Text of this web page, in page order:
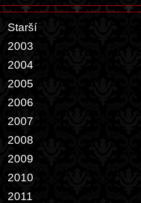
Starší
2003
2004
2005
2006
2007
2008
2009
2010
2011